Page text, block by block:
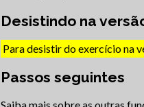
Desistindo na
Para desistir do exercício na
Passos seguintes